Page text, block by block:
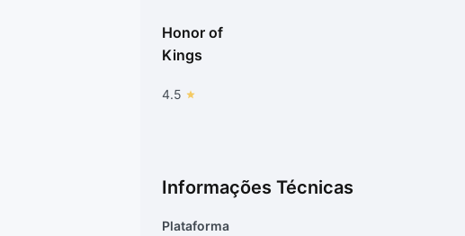
Honor of
Kings
4.5
Informações Técnicas
Plataforma